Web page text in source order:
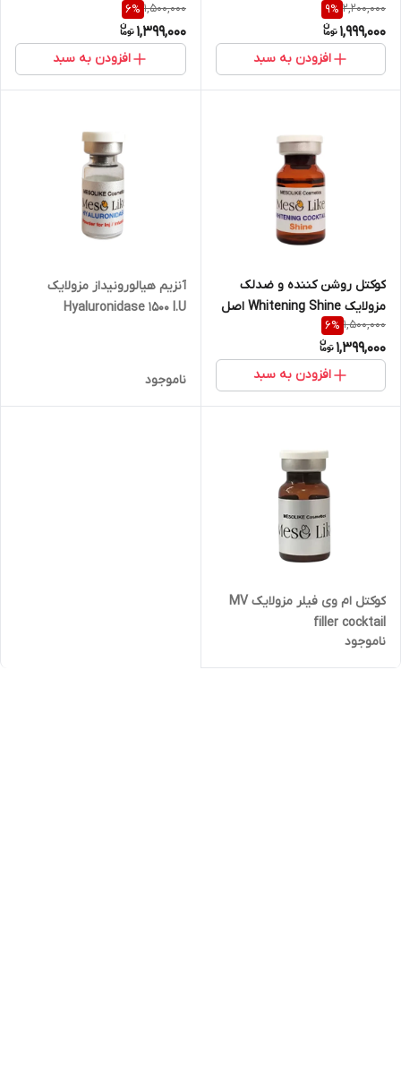
2,200,000
9%
1,999,000
افزودن به سبد
1,500,000
6%
1,399,000
افزودن به سبد
کوکتل روشن کننده و ضدلک
مزولایک Whitening Shine اصل
1,500,000
6%
1,399,000
افزودن به سبد
آنزیم هیالورونیداز مزولایک
Hyaluronidase 1500 I.U
ناموجود
کوکتل ام وی فیلر مزولایک MV
filler cocktail
ناموجود